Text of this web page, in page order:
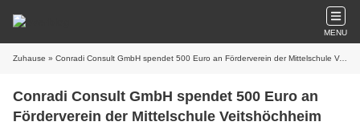
MENU
Zuhause » Conradi Consult GmbH spendet 500 Euro an Förderverein der Mittelschule Veitshöchheim
Conradi Consult GmbH spendet 500 Euro an
Förderverein der Mittelschule Veitshöchheim